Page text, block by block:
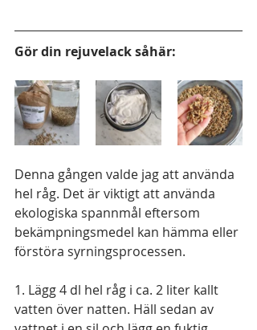
Gör din rejuvelack såhär:
Denna gången valde jag att använda
hel råg. Det är viktigt att använda
ekologiska spannmål eftersom
bekämpningsmedel kan hämma eller
förstöra syrningsprocessen.
1. Lägg 4 dl hel råg i ca. 2 liter kallt
vatten över natten. Häll sedan av